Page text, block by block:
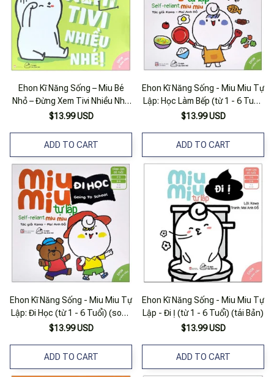
Ehon Kĩ Năng Sống – Miu Bé
Nhỏ – Đừng Xem Tivi Nhiều Nhé
(Từ 1 – 6 Tuổi)
$13.99 USD
ADD TO CART
Ehon Kĩ Năng Sống - Miu Miu Tự
Lập: Học Làm Bếp (từ 1 - 6 Tuổi)
(song Ngữ Anh - Việt)
$13.99 USD
ADD TO CART
Ehon Kĩ Năng Sống - Miu Miu Tự
Lập: Đi Học (từ 1 - 6 Tuổi) (song
Ngữ Anh - Việt)
$13.99 USD
ADD TO CART
Ehon Kĩ Năng Sống - Miu Miu Tự
Lập - Đi Ị (từ 1 - 6 Tuổi) (tái Bản)
$13.99 USD
ADD TO CART